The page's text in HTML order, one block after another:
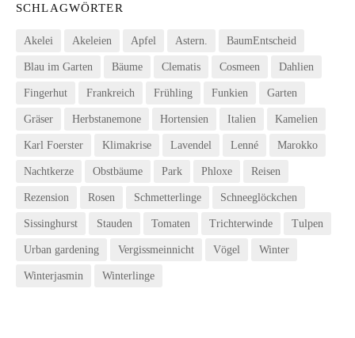
SCHLAGWÖRTER
Akelei Akeleien Apfel Astern. BaumEntscheid
Blau im Garten Bäume Clematis Cosmeen Dahlien
Fingerhut Frankreich Frühling Funkien Garten
Gräser Herbstanemone Hortensien Italien Kamelien
Karl Foerster Klimakrise Lavendel Lenné Marokko
Nachtkerze Obstbäume Park Phloxe Reisen
Rezension Rosen Schmetterlinge Schneeglöckchen
Sissinghurst Stauden Tomaten Trichterwinde Tulpen
Urban gardening Vergissmeinnicht Vögel Winter
Winterjasmin Winterlinge